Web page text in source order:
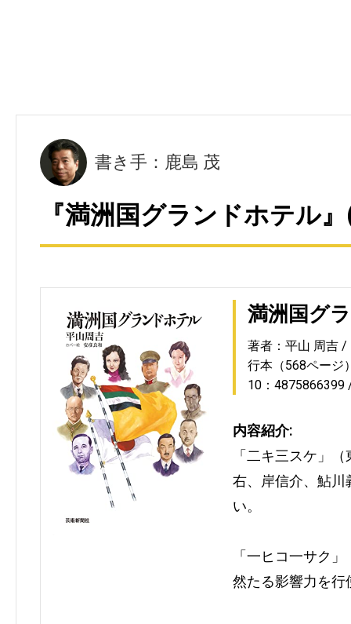
書き手：鹿島 茂
『満洲国グランドホテル
満洲国グ
著者：平山 周吉
行本（568ページ
10：4875866399
内容紹介:
「二キ三スケ」
右、岸信介、鮎川
い。
「一ヒコ一サク
然たる影響力を行